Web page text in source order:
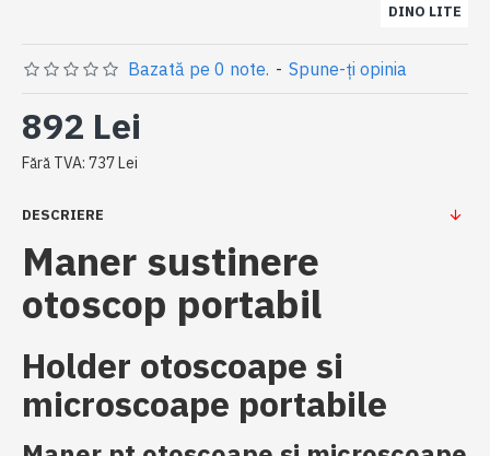
DINO LITE
Bazată pe 0 note. - Spune-ţi opinia
892 Lei
Fără TVA: 737 Lei
DESCRIERE
Maner sustinere
otoscop portabil
Holder otoscoape si
microscoape portabile